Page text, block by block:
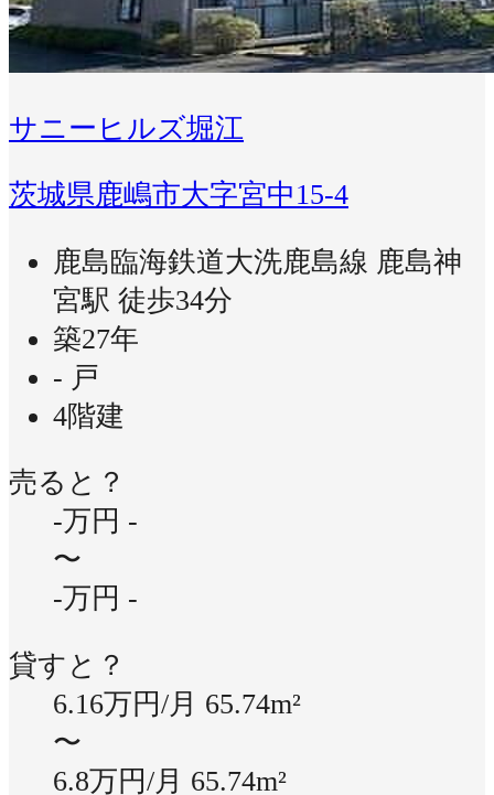
サニーヒルズ堀江
茨城県鹿嶋市大字宮中15-4
鹿島臨海鉄道大洗鹿島線 鹿島神
宮駅 徒歩34分
築27年
- 戸
4階建
売ると？
-万円 -
〜
-万円 -
貸すと？
6.16万円/月 65.74m²
〜
6.8万円/月 65.74m²